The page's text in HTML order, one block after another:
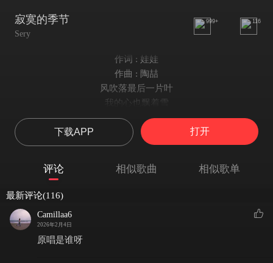
寂寞的季节
Sery
999+ 116
作词 : 娃娃
作曲 : 陶喆
风吹落最后一片叶
我的心也飘着雪
爱只能往回忆里堆叠
oh~给下个季节
忽然间树梢冒花蕊
oh~整条街都是恋爱的人
下载APP 打开
评论 相似歌曲 相似歌单
最新评论(116)
Camillaa6
2026年2月4日
原唱是谁呀